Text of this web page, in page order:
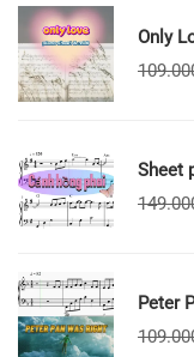
Only
Sheet
Peter